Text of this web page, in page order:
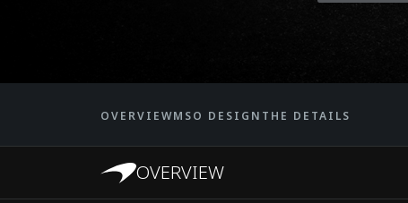
OVERVIEWMSO DESIGN THE DETAILS
OVERVIEW